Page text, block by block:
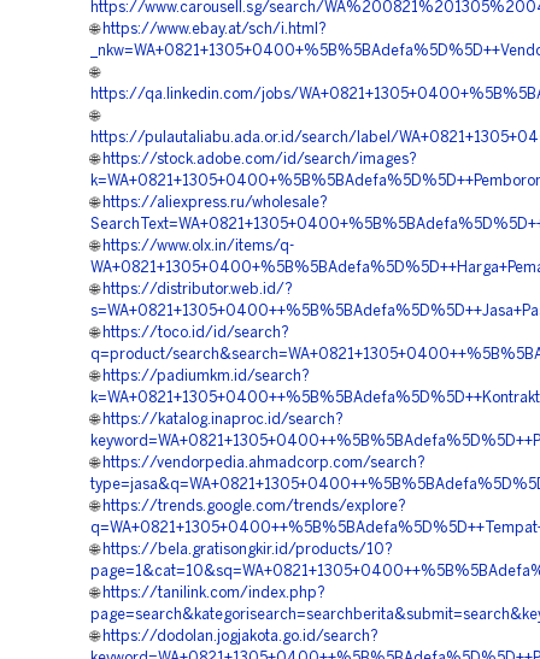
https://www.carousell.sg/search/
🌐 https://www.ebay.at/sch/i.html?
🌐
https://qa.linkedin.com/jobs/
🌐
https://pulautaliabu.ada.or.id/search/label/
🌐 https://stock.adobe.com/id/search/images?
🌐 https://aliexpress.ru/wholesale?
🌐 https://www.olx.in/items/q-
🌐 https://distributor.web.id/?
🌐 https://toco.id/id/search?
q=product/
🌐 https://padiumkm.id/search?
🌐 https://katalog.inaproc.id/search?
🌐 https://vendorpedia.ahmadcorp.com/search?
🌐 https://trends.google.com/trends/explore?
🌐 https://bela.gratisongkir.id/products/10?
🌐 https://tanilink.com/index.php?
🌐 https://dodolan.jogjakota.go.id/search?